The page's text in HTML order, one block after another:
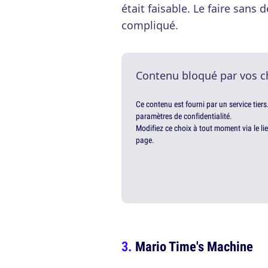
était faisable. Le faire sans
compliqué.
Contenu bloqué par vos
Ce contenu est fourni par un service
paramètres de confidentialité.
Modifiez ce choix à tout moment via le
page.
Mario Time's Machine